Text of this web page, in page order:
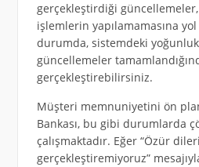
gerçekleştirdiği güncellemeler,
işlemlerin yapılamamasına
durumda, sistemdeki yoğunluk
güncellemeler
gerçekleştirebilirsiniz.
Müşteri memnuniyetini ön
Bankası, bu gibi durumlarda
çalışmaktadır. Eğer “Özür
gerçekleştiremiyoruz”